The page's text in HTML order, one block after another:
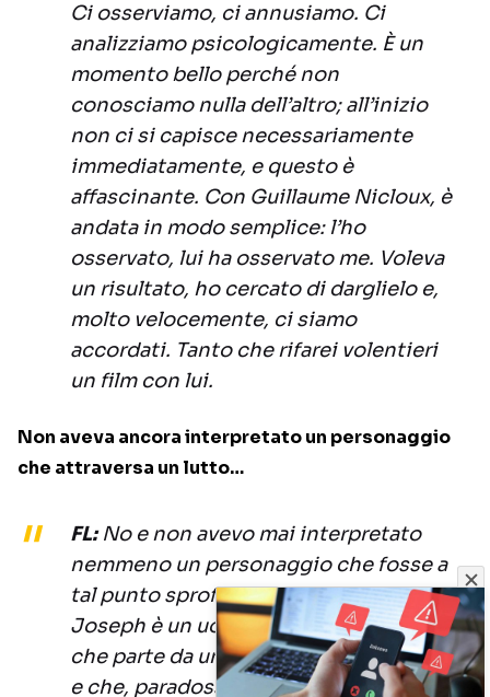
Ci osserviamo, ci annusiamo. Ci
analizziamo psicologicamente. È un
momento bello perché non
conosciamo nulla dell’altro; all’inizio
non ci si capisce necessariamente
immediatamente, e questo è
affascinante. Con Guillaume Nicloux, è
andata in modo semplice: l’ho
osservato, lui ha osservato me. Voleva
un risultato, ho cercato di darglielo e,
molto velocemente, ci siamo
accordati. Tanto che rifarei volentieri
un film con lui.
Non aveva ancora interpretato un personaggio
che attraversa un lutto…
FL:No e non avevo mai interpretato
nemmeno un personaggio che fosse a
tal punto sprofondato nel nulla.
Joseph è un uomo svuotato di tutto,
che parte da un universo molto oscuro
e che, paradossalmente, e in modo